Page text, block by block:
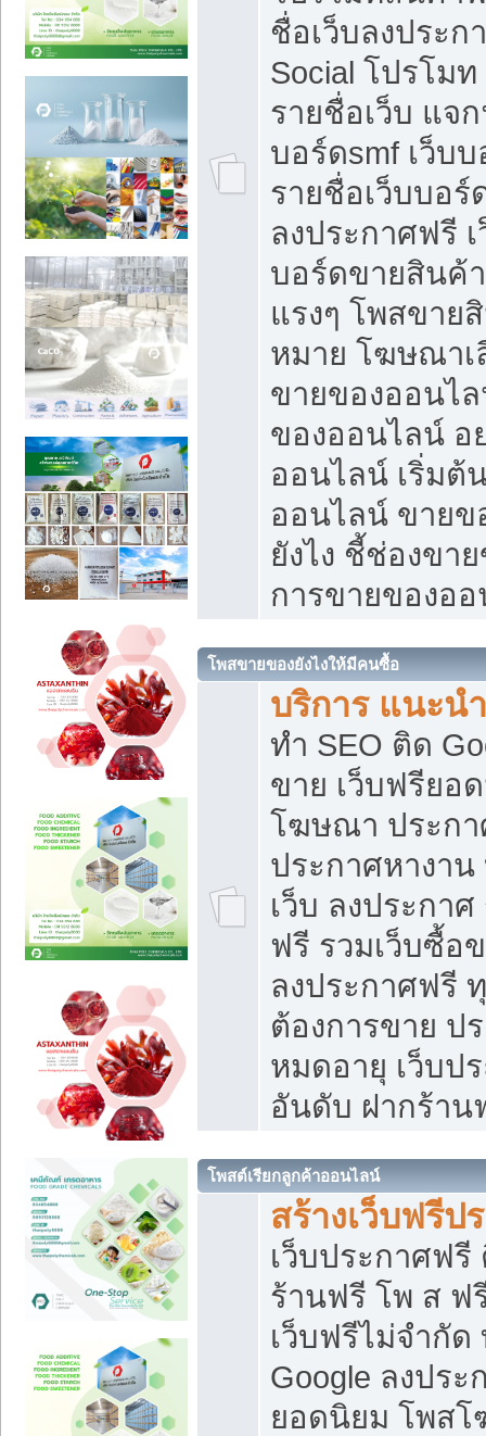
ชื่อเว็บลงประ
Social โปรโม
รายชื่อเว็บ แจ
บอร์ดsmf เว็บ
รายชื่อเว็บบอ
ลงประกาศฟรี
บอร์ดขายสินค้
แรงๆ โพสขาย
หมาย โฆษณาเ
ขายของออนไ
ของออนไลน์ อ
ออนไลน์ เริ่มต้
ออนไลน์ ขายข
ยังไง ชี้ช่องขา
การขายของอ
โพสขายของยังไงให้มีคนซื้อ
บริการ แนะน
ทำ SEO ติด
ขาย เว็บฟรียอ
โฆษณา ประกา
ประกาศหางา
เว็บ ลงประกา
ฟรี รวมเว็บซื้อ
ลงประกาศฟรี
ต้องการขาย ป
หมดอายุ เว็บป
อันดับ ฝากร้าน
โพสต์เรียกลูกค้าออนไลน์
สร้างเว็บฟรีป
เว็บประกาศฟ
ร้านฟรี โพ ส ฟ
เว็บฟรีไม่จำกัด
Google ลงประ
ยอดนิยม โพส